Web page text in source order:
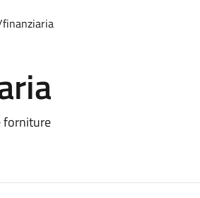
forniture